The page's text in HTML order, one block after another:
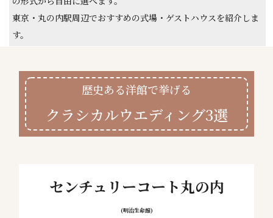
東京・丸の内駅周辺でおすすめの式場・ゲストハウスを紹介しま
す。
歴史ある洋館で挙げる
クラシカルウエディング3選
センチュリーコート丸の内
(明治生命館)